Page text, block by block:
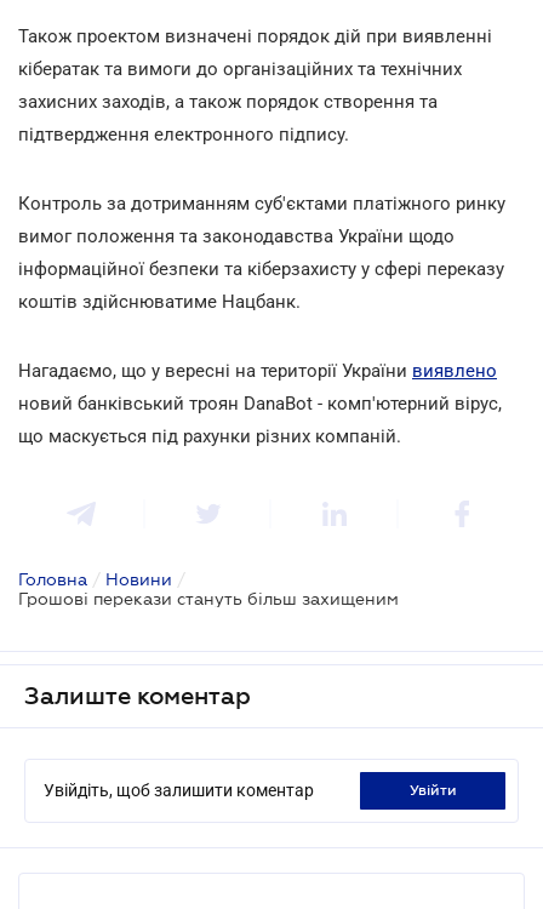
Також проектом визначені порядок дій при виявленні
кібератак та вимоги до організаційних та технічних
захисних заходів, а також порядок створення та
підтвердження електронного підпису.
Контроль за дотриманням суб'єктами платіжного ринку
вимог положення та законодавства України щодо
інформаційної безпеки та кіберзахисту у сфері переказу
коштів здійснюватиме Нацбанк.
Нагадаємо, що у вересні на території України виявлено
новий банківський троян DanaBot - комп'ютерний вірус,
що маскується під рахунки різних компаній.
Головна / Новини /
Грошові перекази стануть більш захищеним
Залиште коментар
Увійдіть, щоб залишити коментар увійти